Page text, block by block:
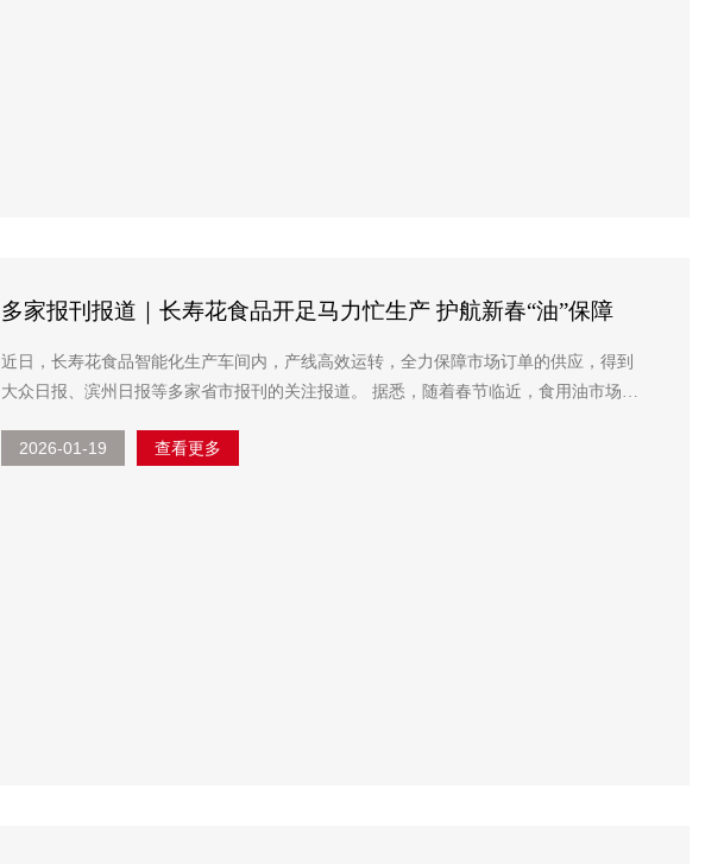
多家报刊报道｜长寿花食品开足马力忙生产 护航新春“油”保障
近日，长寿花食品智能化生产车间内，产线高效运转，全力保障市场订单的供应，得到
大众日报、滨州日报等多家省市报刊的关注报道。 据悉，随着春节临近，食用油市场迎
2026-01-19 查看更多